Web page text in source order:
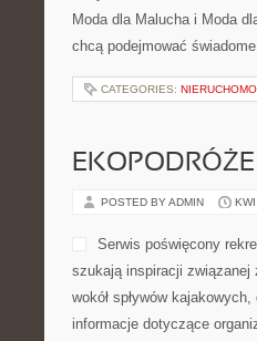
Moda dla Malucha i Moda
chcą podejmować
CATEGORIES:
POSTED BY ADMIN
Serwis poświęcony
szukają inspiracji związanej
wokół spływów
informacje dotyczące